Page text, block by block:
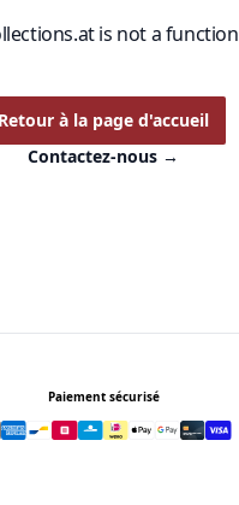
is not a function
Retour à la page d'accueil
Contactez-nous →
Paiement sécurisé